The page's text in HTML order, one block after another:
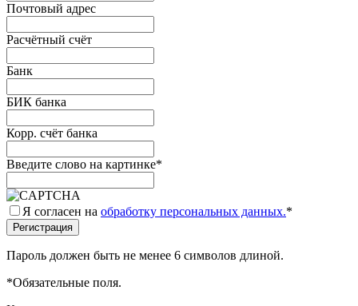
Почтовый адрес
Расчётный счёт
Банк
БИК банка
Корр. счёт банка
Введите слово на картинке*
Я согласен на обработку персональных данных.*
Пароль должен быть не менее 6 символов длиной.
*Обязательные поля.